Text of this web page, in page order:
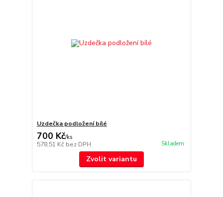
Uzdečka podložení bílé
700 Kč/ks
578,51 Kč bez DPH Skladem
Zvolit variantu